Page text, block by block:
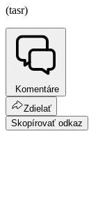
(tasr)
Komentáre
Zdielať
Skopírovať odkaz